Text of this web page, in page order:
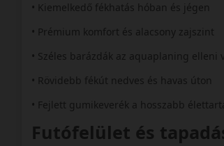
• Kiemelkedő fékhatás hóban és jégen
• Prémium komfort és alacsony zajszint
• Széles barázdák az aquaplaning elleni
• Rövidebb fékút nedves és havas úton
• Fejlett gumikeverék a hosszabb
Futófelület és